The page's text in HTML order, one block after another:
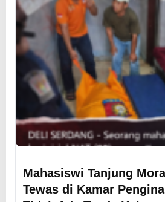
Mahasiswi Tanjung
Tewas di Kamar